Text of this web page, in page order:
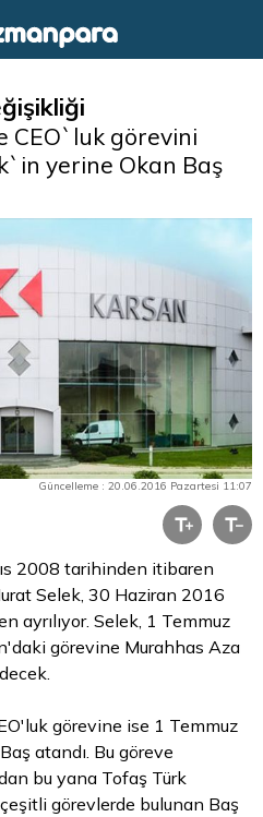
CEO`luk görevini
yerine Okan Baş
Güncelleme : 20.06.2016 Pazartesi 11:07
2008 tarihinden itibaren
Selek, 30 Haziran 2016
ayrılıyor. Selek, 1 Temmuz
görevine Murahhas Aza
görevine ise 1 Temmuz
atandı. Bu göreve
bu yana Tofaş Türk
görevlerde bulunan Baş